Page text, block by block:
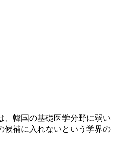
、韓国の基礎医学分野に弱い
候補に入れないという学界の